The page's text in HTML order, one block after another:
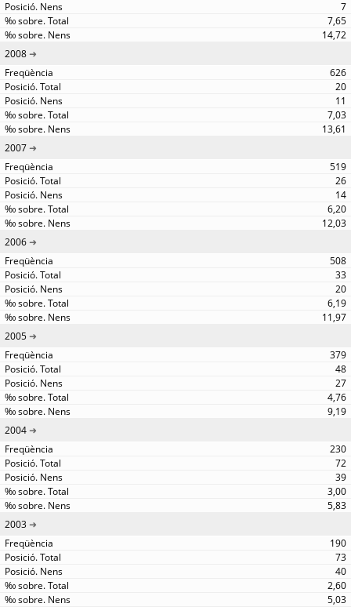
7
7,65
14,72
2008
626
20
11
7,03
13,61
2007
519
26
14
6,20
12,03
2006
508
33
20
6,19
11,97
2005
379
48
27
4,76
9,19
2004
230
72
39
3,00
5,83
2003
190
73
40
2,60
5,03